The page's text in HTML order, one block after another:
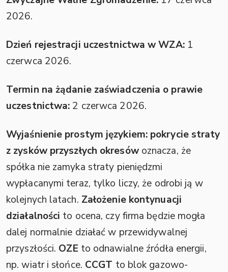
2026.
Dzień rejestracji uczestnictwa w WZA:1
czerwca 2026.
Termin na żądanie zaświadczenia o prawie
uczestnictwa: 2 czerwca 2026.
Wyjaśnienie prostym językiem: pokrycie straty
z zysków przyszłych okresówoznacza, że
spółka nie zamyka straty pieniędzmi
wypłacanymi teraz, tylko liczy, że odrobi ją w
kolejnych latach. Założenie kontynuacji
działalności to ocena, czy firma będzie mogła
dalej normalnie działać w przewidywalnej
przyszłości. OZE to odnawialne źródła energii,
np. wiatr i słońce. CCGT to blok gazowo-